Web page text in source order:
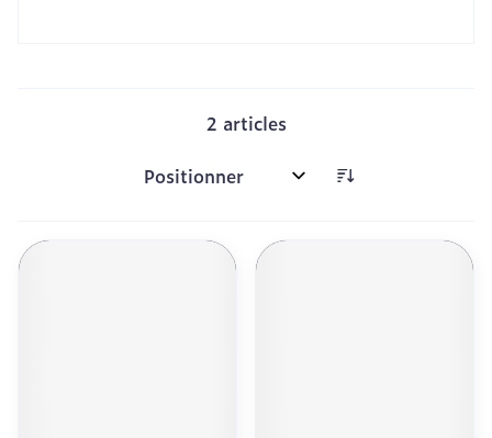
2 articles
Trier par: